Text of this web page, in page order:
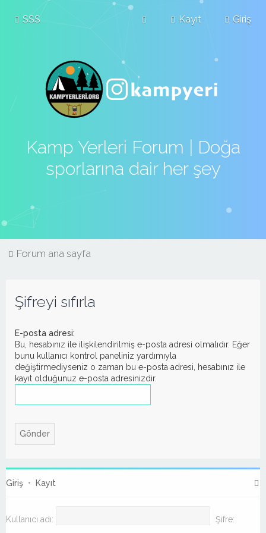
SSS Giriş
Kayıt
Kamp Yerleri Forum | Doğa
sporlarına dair her şey
Forum ana sayfa
Şifreyi sıfırla
E-posta adresi:
Bu, hesabınız ile ilişkilendirilmiş e-posta adresi olmalıdır. Eğer
bunu kullanıcı kontrol paneliniz yardımıyla
değiştirmediyseniz o zaman bu e-posta adresi, hesabınız ile
kayıt olduğunuz e-posta adresinizdir.
Giriş • Kayıt
Kullanıcı adı: Şifre: